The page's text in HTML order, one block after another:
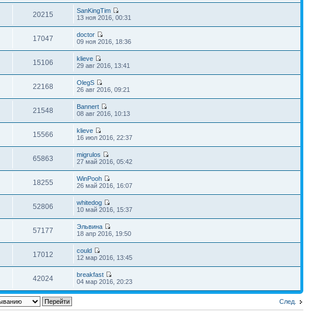
20215
SanKingTim
13 ноя 2016, 00:31
17047
doctor
09 ноя 2016, 18:36
15106
klieve
29 авг 2016, 13:41
22168
OlegS
26 авг 2016, 09:21
21548
Bannert
08 авг 2016, 10:13
15566
klieve
16 июл 2016, 22:37
65863
migrulos
27 май 2016, 05:42
18255
WinPooh
26 май 2016, 16:07
52806
whitedog
10 май 2016, 15:37
57177
Эльвина
18 апр 2016, 19:50
17012
could
12 мар 2016, 13:45
42024
breakfast
04 мар 2016, 20:23
След.